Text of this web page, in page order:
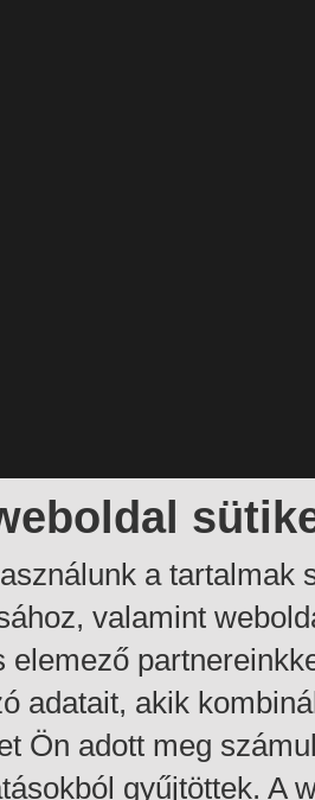
a tartalmak
valamint
elemező
adatait, akik
Ön adott meg
gyűjtöttek. A